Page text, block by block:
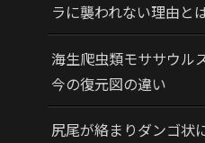
ラに襲われない理由と
海生爬虫類モササウ
今の復元図の違い
尻尾が絡まりダンゴ状